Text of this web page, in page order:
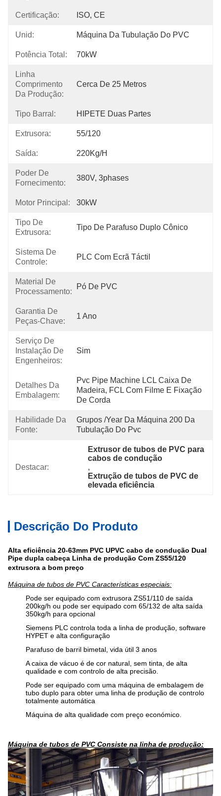
Certificação: ISO, CE
Unid: Máquina Da Tubulação Do PVC
Potência Total: 70kW
Linha
Comprimento
Da Produção:
Cerca De 25 Metros
Tipo Barral: HIPETE Duas Partes
Extrusora: 55/120
Saída: 220Kg/h
Poder De
Fornecimento:
380V, 3phases
Motor Principal: 30kW
Tipo De
Extrusora:
Tipo De Parafuso Duplo Cônico
Sistema De
Controle:
PLC Com Ecrã Táctil
Material De
Processamento:
Pó De PVC
Garantia De
Peças-Chave:
1 Ano
Serviço De
Instalação De
Engenheiros:
Sim
Detalhes Da
Embalagem:
Pvc Pipe Machine LCL Caixa De
Madeira, FCL Com Filme E Fixação
De Corda
Habilidade Da
Fonte:
Grupos /year Da Máquina 200 Da
Tubulação Do Pvc
Destacar:
Extrusor de tubos de PVC para
cabos de condução
,
Extrução de tubos de PVC de
elevada eficiência
Descrição Do Produto
Alta eficiência 20-63mm PVC UPVC cabo de condução Dual
Pipe dupla cabeça Linha de produção Com ZS55/120
extrusora a bom preço
Máquina de tubos de PVC Características especiais:
Pode ser equipado com extrusora ZS51/110 de saída
200kg/h ou pode ser equipado com 65/132 de alta saída
350kg/h para opcional
Siemens PLC controla toda a linha de produção, software
HYPET e alta configuração
Parafuso de barril bimetal, vida útil 3 anos
A caixa de vácuo é de cor natural, sem tinta, de alta
qualidade e com controlo de alta precisão.
Pode ser equipado com uma máquina de embalagem de
tubo duplo para obter uma linha de produção de controlo
totalmente automática
Máquina de alta qualidade com preço económico.
Máquina de tubos de PVC Consiste na linha de produção: